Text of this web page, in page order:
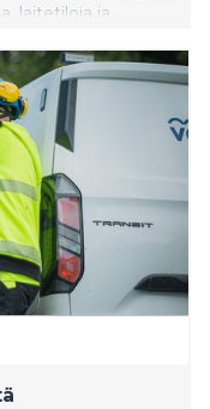
laitetiloja ja
yhteys, vaan se,
vastaa tähän